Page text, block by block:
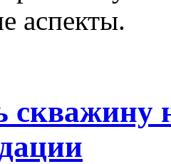
аспекты.
скважину